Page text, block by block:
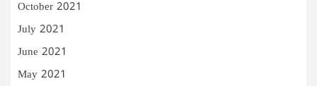
October 2021
July 2021
June 2021
May 2021